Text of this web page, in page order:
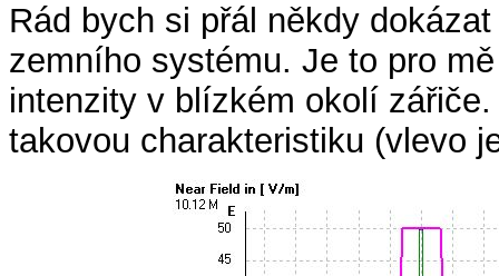
Rád bych si přál někdy
zemního systému. Je to pro
intenzity v blízkém okolí
takovou charakteristiku (vlevo